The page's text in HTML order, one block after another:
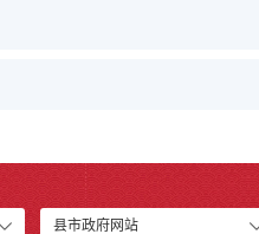
县市政府网站